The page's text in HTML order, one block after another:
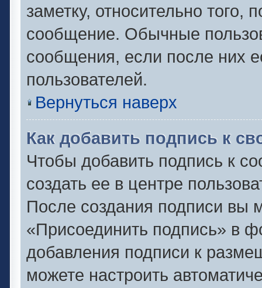
заметку, относительно
сообщение. Обычные
сообщения, если после них
пользователей.
Вернуться наверх
Как добавить подпись к
Чтобы добавить подпись к
создать ее в центре
После создания подписи вы
«Присоединить подпись» в
добавления подписи к
можете настроить